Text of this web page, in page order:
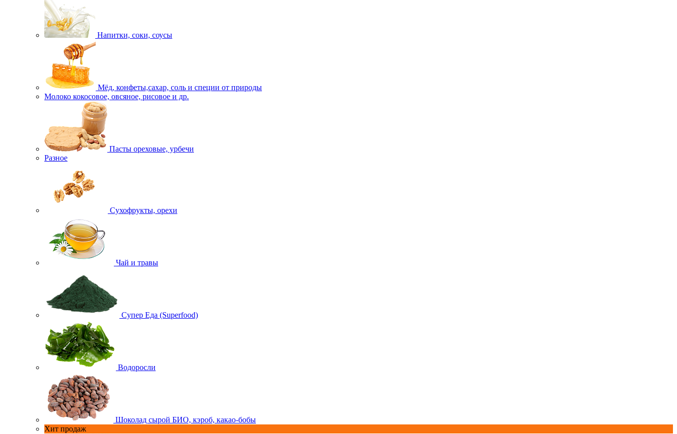
Напитки, соки, соусы
Мёд, конфеты,сахар, соль и специи от природы
Молоко кокосовое, овсяное, рисовое и др.
Пасты ореховые, урбечи
Разное
Сухофрукты, орехи
Чай и травы
Супер Еда (Superfood)
Водоросли
Шоколад сырой БИО, кэроб, какао-бобы
Хит продаж